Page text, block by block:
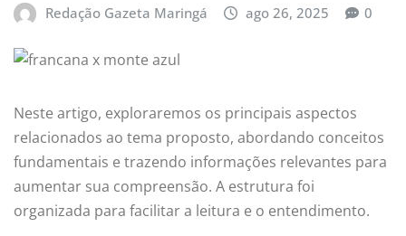
Redação Gazeta Maringá ago 26, 2025 0
Neste artigo, exploraremos os principais aspectos
relacionados ao tema proposto, abordando conceitos
fundamentais e trazendo informações relevantes para
aumentar sua compreensão. A estrutura foi
organizada para facilitar a leitura e o entendimento.